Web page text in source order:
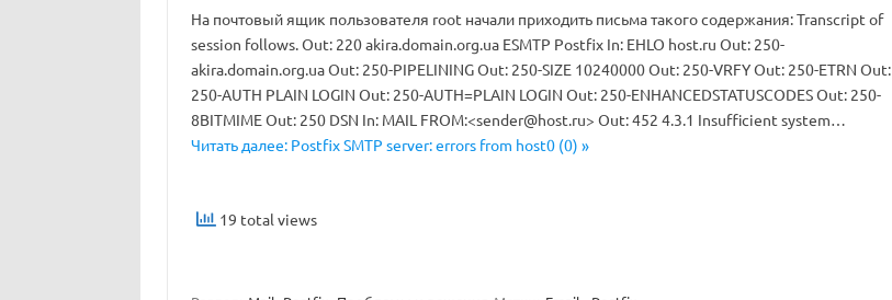
На почтовый ящик пользователя root начали приходить письма такого содержания: Transcript of
session follows. Out: 220 akira.domain.org.ua ESMTP Postfix In: EHLO host.ru Out: 250-
akira.domain.org.ua Out: 250-PIPELINING Out: 250-SIZE 10240000 Out: 250-VRFY Out: 250-ETRN Out:
250-AUTH PLAIN LOGIN Out: 250-AUTH=PLAIN LOGIN Out: 250-ENHANCEDSTATUSCODES Out: 250-
8BITMIME Out: 250 DSN In: MAIL FROM:<sender@host.ru> Out: 452 4.3.1 Insufficient system…
Читать далее: Postfix SMTP server: errors from host0 (0) »
19 total views